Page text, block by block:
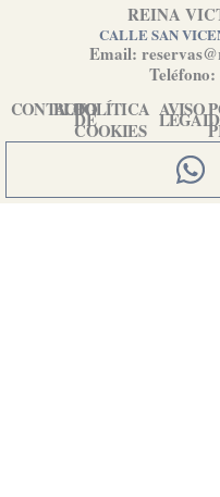
REINA
CALLE SAN
Email:
CONTACTO
BLOGPOLÍTICA
DE
COOKIES
AVISO
LEGAL